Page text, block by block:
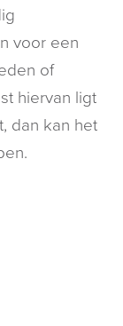
voor een
of
hiervan ligt
dan kan het